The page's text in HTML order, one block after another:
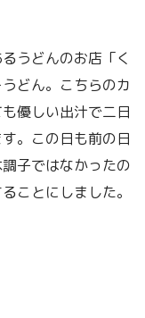
うどんのお店「く
どん。こちらのカ
優しい出汁で二日
。この日も前の日
子ではなかったの
ことにしました。